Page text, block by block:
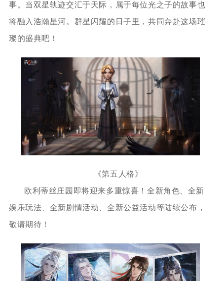
事。当双星轨迹交汇于天际，属于每位光之子的故事也
将融入浩瀚星河。群星闪耀的日子里，共同奔赴这场璀
璨的盛典吧！
《第五人格》
欧利蒂丝庄园即将迎来多重惊喜！全新角色、全新
娱乐玩法、全新剧情活动、全新公益活动等陆续公布，
敬请期待！